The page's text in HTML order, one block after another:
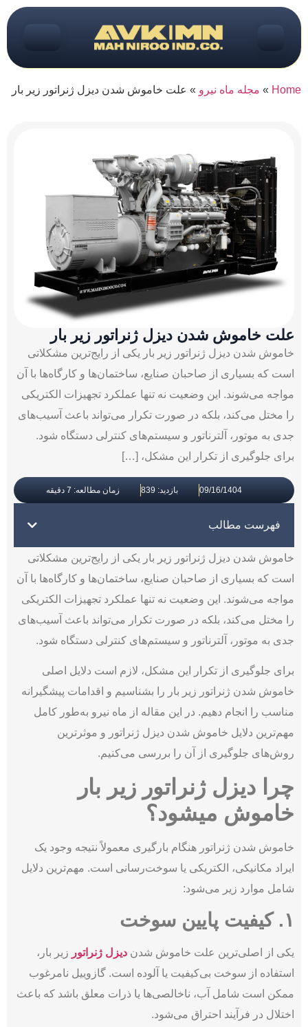
Home
» مجله ماه نیرو » علت خاموش شدن دیزل ژنراتور زیر بار
علت خاموش شدن دیزل ژنراتور زیر بار
خاموش شدن دیزل ژنراتور زیر بار یکی از رایج‌ترین مشکلاتی
است که بسیاری از صاحبان صنایع، ساختمان‌ها و کارگاه‌ها با آن
مواجه می‌شوند. این وضعیت نه تنها عملکرد تجهیزات الکتریکی
را مختل می‌کند، بلکه در صورت تکرار می‌تواند باعث آسیب‌های
جدی به موتور، آلترناتور و سیستم‌های کنترلی دستگاه شود.
برای جلوگیری از تکرار این مشکل، […]
09/16/1404 بازدید: 839 زمان مطالعه: 7 دقیقه
فهرست مطالب
خاموش شدن دیزل ژنراتور زیر بار یکی از رایج‌ترین مشکلاتی
است که بسیاری از صاحبان صنایع، ساختمان‌ها و کارگاه‌ها با آن
مواجه می‌شوند. این وضعیت نه تنها عملکرد تجهیزات الکتریکی
را مختل می‌کند، بلکه در صورت تکرار می‌تواند باعث آسیب‌های
جدی به موتور، آلترناتور و سیستم‌های کنترلی دستگاه شود.
برای جلوگیری از تکرار این مشکل، لازم است دلایل اصلی
خاموش شدن ژنراتور زیر بار را بشناسیم و اقدامات پیشگیرانه
مناسب را انجام دهیم. در این مقاله از ماه نیرو به‌طور کامل
مهم‌ترین دلایل خاموش شدن دیزل ژنراتور و موثرترین
روش‌های جلوگیری از آن را بررسی می‌کنیم.
چرا دیزل ژنراتور زیر بار
خاموش میشود؟
خاموش شدن ژنراتور هنگام بارگیری معمولاً نتیجه وجود یک
ایراد مکانیکی، الکتریکی یا سوخت‌رسانی است. مهم‌ترین دلایل
شامل موارد زیر می‌شود:
۱. کیفیت پایین سوخت
یکی از اصلی‌ترین علت‌ خاموش شدن دیزل ژنراتور زیر بار،
استفاده از سوخت بی‌کیفیت یا آلوده است. گازوییل نامرغوب
ممکن است شامل آب، ناخالصی‌ها یا ذرات معلق باشد که باعث
اختلال در فرآیند احتراق می‌شود.